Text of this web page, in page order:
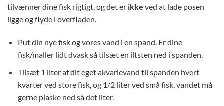
tilvænner dine fisk rigtigt, og det er ikke ved at lade posen
ligge og flyde i overfladen.
Put din nye fisk og vores vand i en spand. Er dine
fisk/maller lidt dvask så tilsæt en iltsten ned i spanden.
Tilsæt 1 liter af dit eget akvarievand til spanden hvert
kvarter ved store fisk, og 1/2 liter ved små fisk, vandet må
gerne plaske ned så det ilter.